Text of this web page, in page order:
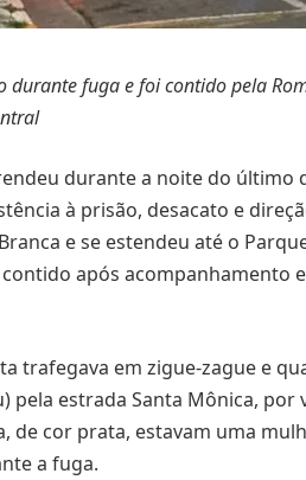
durante fuga e foi contido pela
durante a noite do último
à prisão, desacato e
e se estendeu até o
após acompanhamento
trafegava em zigue-zague e
pela estrada Santa Mônica, por
de cor prata, estavam uma
a fuga.